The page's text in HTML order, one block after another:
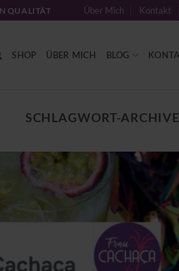
QUALITÄT Über Mich Kontakt
SHOP ÜBER MICH BLOG
SCHLAGWORT-